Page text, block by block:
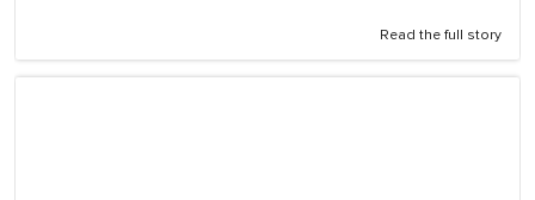
Read the full story